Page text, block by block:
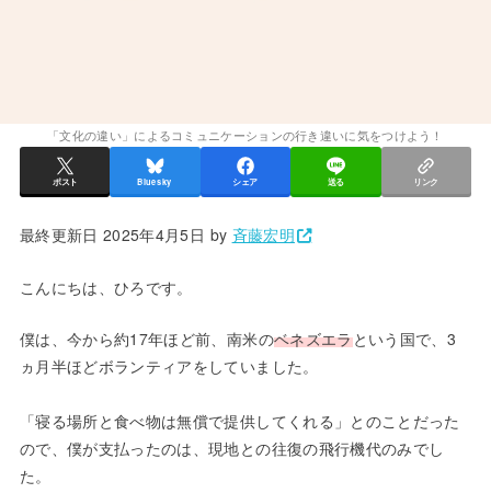
「文化の違い」によるコミュニケーションの行き違いに気をつけよう！
ポスト Bluesky シェア 送る リンク
最終更新日 2025年4月5日 by 斉藤宏明
こんにちは、ひろです。
僕は、今から約17年ほど前、南米のベネズエラという国で、3
ヵ月半ほどボランティアをしていました。
「寝る場所と食べ物は無償で提供してくれる」とのことだった
ので、僕が支払ったのは、現地との往復の飛行機代のみでし
た。